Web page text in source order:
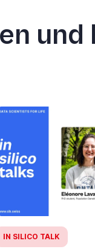
und
IN SILICO TALK